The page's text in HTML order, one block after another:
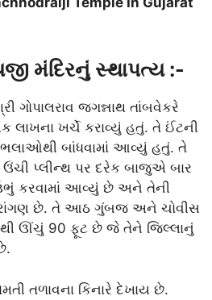
મંદિરનું સ્થાપત્ય :-
ગોપાલરાવ જગન્નાથ તાંબવેકરે
લાખના ખર્ચે કરાવ્યું હતું. તે ઈંટની
બાંધવામાં આવ્યું હતું. તે
ઉંચી પ્લીન્થ પર દરેક બાજુએ બાર
કરવામાં આવ્યું છે અને તેની
છે. તે આઠ ગુંબજ અને ચોવીસ
ઊંચું 90 ફૂટ છે જે તેને જિલ્લાનું
તળાવના કિનારે દેખાય છે.